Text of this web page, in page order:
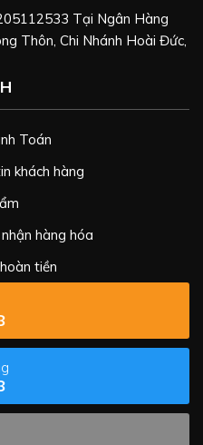
Tại Ngân Hàng
Thôn, Chi Nhánh Hoài Đức,
Toán
khách hàng
hàng hóa
tiền